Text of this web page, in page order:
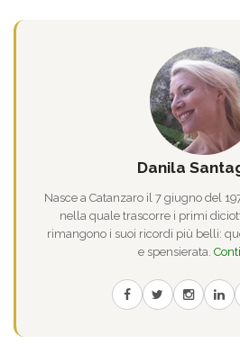
Danila
Nasce a Catanzaro il 7 giugno del
nella quale trascorre i primi
rimangono i suoi ricordi più belli:
e spensierata.